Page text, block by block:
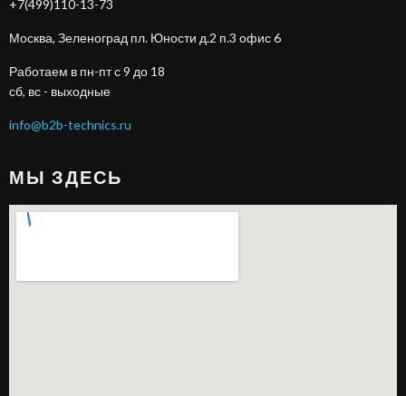
+7(499)110-13-73
Москва, Зеленоград пл. Юности д.2 п.3 офис 6
Работаем в пн-пт с 9 до 18
сб, вс - выходные
info@b2b-technics.ru
МЫ ЗДЕСЬ